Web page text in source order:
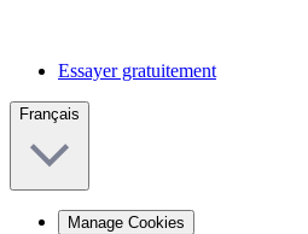
Essayer gratuitement
Français
Manage Cookies